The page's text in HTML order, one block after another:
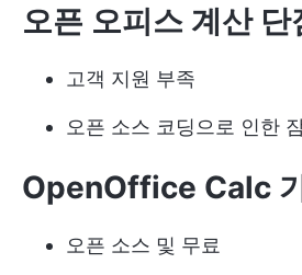
오픈 오피스 계산 단
고객 지원 부족
오픈 소스 코딩으로 인한
OpenOffice Calc
오픈 소스 및 무료